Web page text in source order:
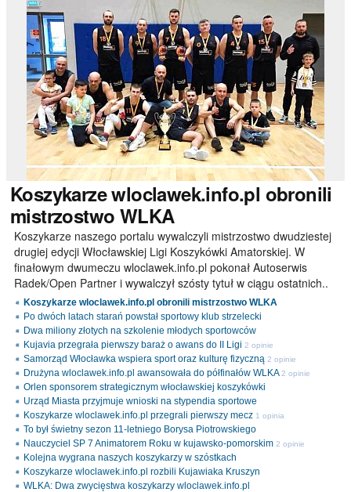
Koszykarzewloclawek.info.pl obronili
mistrzostwo WLKA
Koszykarze naszego portalu wywalczyli mistrzostwo dwudziestej
drugiej edycji Włocławskiej Ligi Koszykówki Amatorskiej. W
finałowym dwumeczu wloclawek.info.pl pokonał Autoserwis
Radek/Open Partner i wywalczył szósty tytuł w ciągu ostatnich..
Koszykarze wloclawek.info.pl obronili mistrzostwo WLKA
Po dwóch latach starań powstał sportowy klub strzelecki
Dwa miliony złotych na szkolenie młodych sportowców
Kujavia przegrała pierwszy baraż o awans do II Ligi 2 opinie
Samorząd Włocławka wspiera sport oraz kulturę fizyczną 2 opinie
Drużyna wloclawek.info.pl awansowała do półfinałów WLKA 2 opinie
Orlen sponsorem strategicznym włocławskiej koszykówki
Urząd Miasta przyjmuje wnioski na stypendia sportowe
Koszykarze wloclawek.info.pl przegrali pierwszy mecz 1 opinia
To był świetny sezon 11-letniego Borysa Piotrowskiego
Nauczyciel SP 7 Animatorem Roku w kujawsko-pomorskim 2 opinie
Kolejna wygrana naszych koszykarzy w szóstkach
Koszykarze wloclawek.info.pl rozbili Kujawiaka Kruszyn
WLKA: Dwa zwycięstwa koszykarzy wloclawek.info.pl